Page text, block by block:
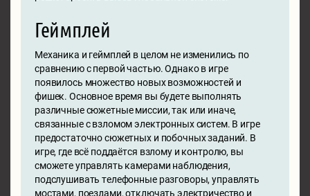
Геймплей
Механика и геймплей в целом не изменились по
сравнению с первой частью. Однако в игре
появилось множество новых возможностей и
фишек. Основное время вы будете выполнять
различные сюжетные миссии, так или иначе,
связанные с взломом электронных систем. В игре
предостаточно сюжетных и побочных заданий. В
игре, где всё поддаётся взлому и контролю, вы
сможете управлять камерами наблюдения,
подслушивать телефонные разговоры, управлять
мостами, поездами, отключать электричество и